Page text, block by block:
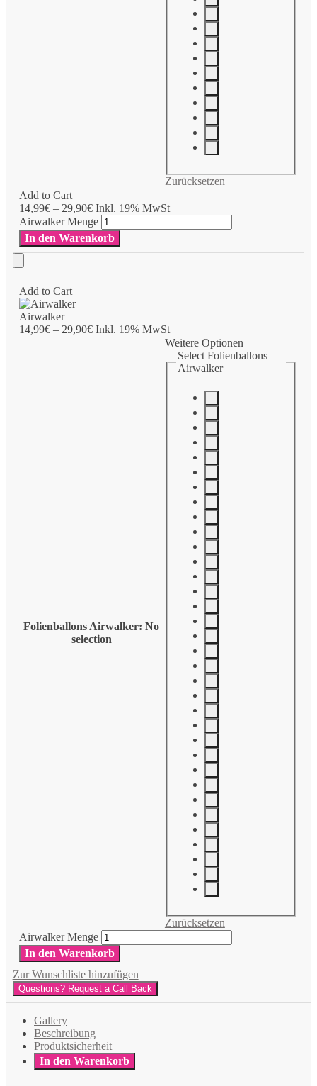
Add to Cart
14,99€– 29,90€Inkl. 19% MwSt
Zurücksetzen
Airwalker Menge
In den Warenkorb
Add to Cart
Airwalker
14,99€– 29,90€Inkl. 19% MwSt
Folienballons Airwalker: No
selection
Weitere Optionen
Select Folienballons
Airwalker
Zurücksetzen
Airwalker Menge
In den Warenkorb
Zur Wunschliste hinzufügen
Questions? Request a Call Back
Gallery
Beschreibung
Produktsicherheit
In den Warenkorb